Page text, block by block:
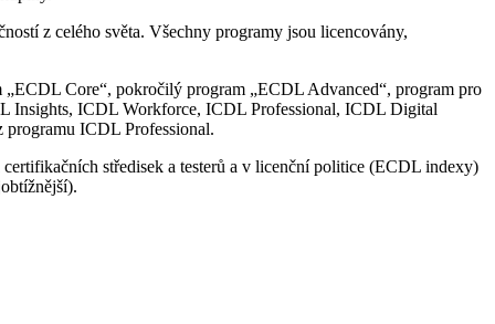
z celého světa. Všechny programy jsou licencovány,
Core“, pokročilý program „ECDL Advanced“, program pro
Insights, ICDL Workforce, ICDL Professional, ICDL Digital
programu ICDL Professional.
středisek a testerů a v licenční politice (ECDL indexy)